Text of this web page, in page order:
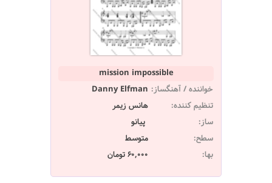
mission impossible
خواننده / آهنگساز: Danny Elfman
تنظیم کننده:
هانس زیمر
ساز:
پیانو
سطح:
متوسط
بها:
60,000 تومان